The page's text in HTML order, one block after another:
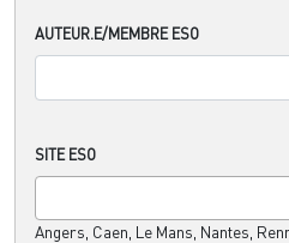
AUTEUR.E/MEMBRE ESO
SITE ESO
Angers, Caen, Le Mans, Nantes,